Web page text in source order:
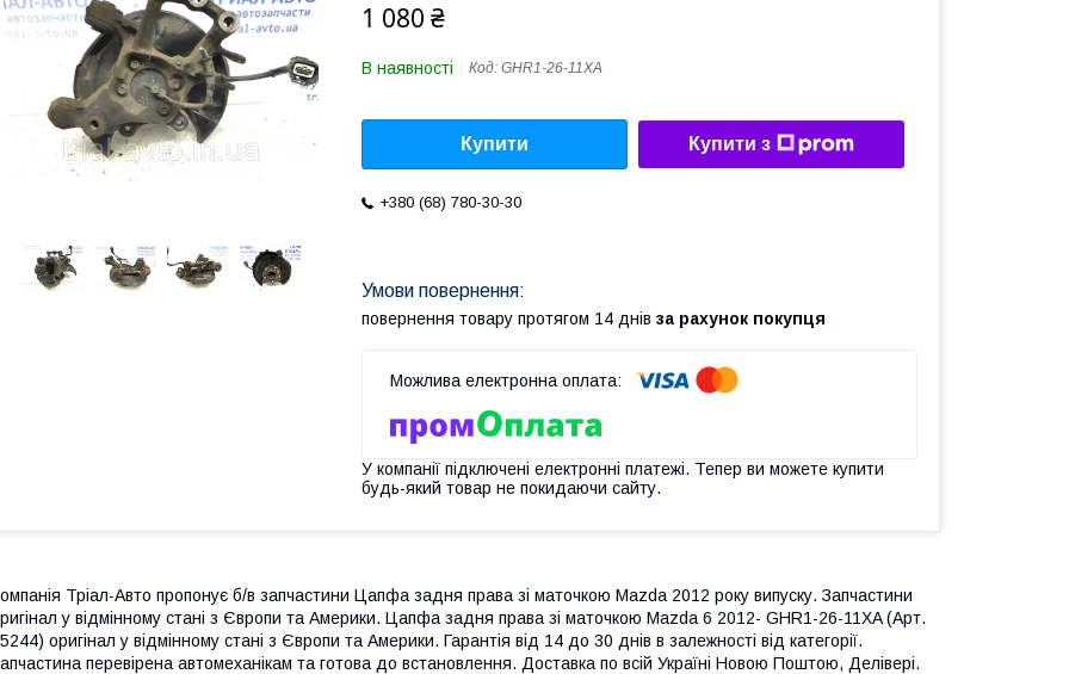
1 080 ₴
В наявності Код: GHR1-26-11XA
Купити Купити з
+380 (68) 780-30-30
повернення товару протягом 14 днів за рахунок покупця
У компанії підключені електронні платежі. Тепер ви можете купити
будь-який товар не покидаючи сайту.
Тріал-Авто пропонує б/в запчастини Цапфа задня права зі маточкою Mazda 2012 року випуску. Запчастини
у відмінному стані з Європи та Америки. Цапфа задня права зі маточкою Mazda 6 2012- GHR1-26-11XA (Арт.
оригінал у відмінному стані з Європи та Америки. Гарантія від 14 до 30 днів в залежності від категорії.
перевірена автомеханікам та готова до встановлення. Доставка по всій Україні Новою Поштою, Делівері.